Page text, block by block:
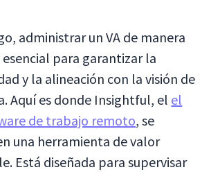
administrar un VA de manera
para garantizar la
y la alineación con la visión de
Aquí es donde Insightful, el el
de trabajo remoto, se
una herramienta de valor
Está diseñada para supervisar